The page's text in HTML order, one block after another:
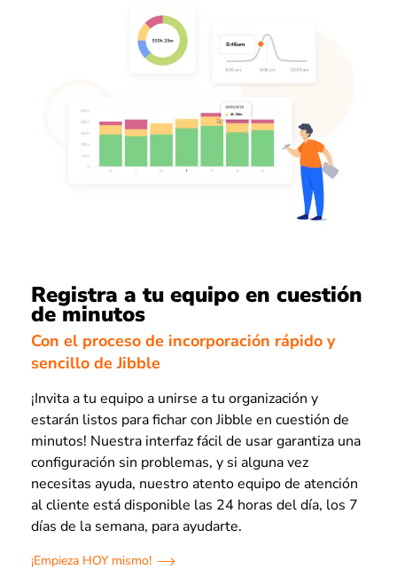
Registra a tu equipo en cuestión
de minutos
Con el proceso de incorporación rápido y
sencillo de Jibble
¡Invita a tu equipo a unirse a tu organización y
estarán listos para fichar con Jibble en cuestión de
minutos! Nuestra interfaz fácil de usar garantiza una
configuración sin problemas, y si alguna vez
necesitas ayuda, nuestro atento equipo de atención
al cliente está disponible las 24 horas del día, los 7
días de la semana, para ayudarte.
¡Empieza HOY mismo!